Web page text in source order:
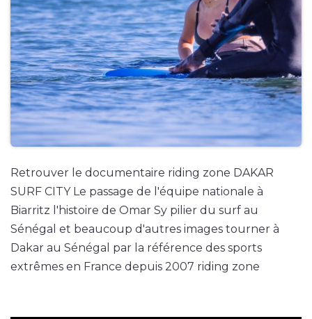
Retrouver le documentaire riding zone DAKAR
SURF CITY Le passage de l'équipe nationale à
Biarritz l'histoire de Omar Sy pilier du surf au
Sénégal et beaucoup d'autres images tourner à
Dakar au Sénégal par la référence des sports
extrêmes en France depuis 2007 riding zone